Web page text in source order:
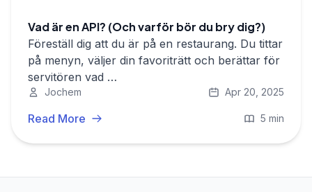
Vad är en API? (Och varför bör du bry dig?)
Föreställ dig att du är på en restaurang. Du tittar
på menyn, väljer din favoriträtt och berättar för
servitören vad …
Jochem Apr 20, 2025
Read More 5 min